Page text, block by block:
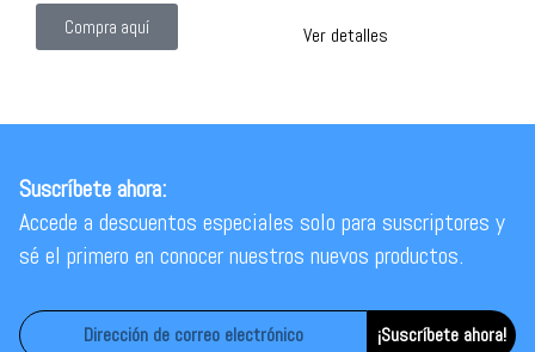
Compra aquí Ver detalles
Suscríbete ahora:
Accede a descuentos especiales solo para suscriptores y
sé el primero en conocer nuestros nuevos productos.
¡Suscríbete ahora!